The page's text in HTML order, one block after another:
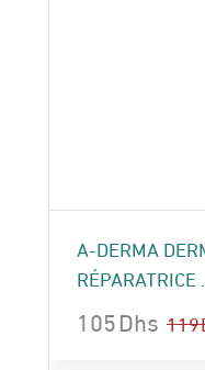
A-DERMA
RÉPARATRICE ..
119
105Dhs